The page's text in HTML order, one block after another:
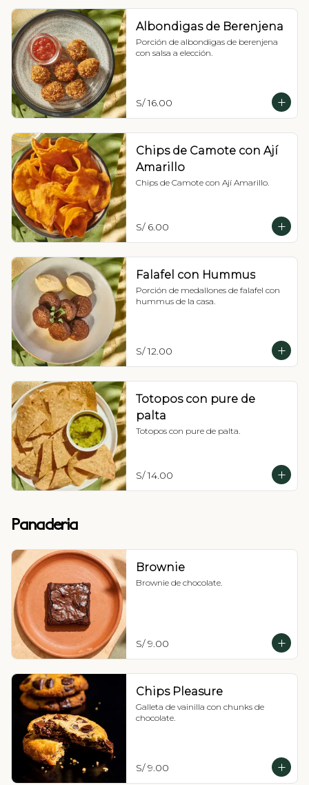
Albondigas de Berenjena
Porción de albondigas de berenjena
con salsa a elección.
S/ 16.00
Chips de Camote con Ají
Amarillo
Chips de Camote con Ají Amarillo.
S/ 6.00
Falafel con Hummus
Porción de medallones de falafel con
hummus de la casa.
S/ 12.00
Totopos con pure de
palta
Totopos con pure de palta.
S/ 14.00
Panaderia
Brownie
Brownie de chocolate.
S/ 9.00
Chips Pleasure
Galleta de vainilla con chunks de
chocolate.
S/ 9.00